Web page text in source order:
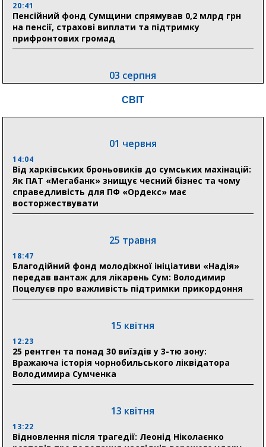
20:41
Пенсійний фонд Сумщини спрямував 0,2 млрд грн
на пенсії, страхові виплати та підтримку
прифронтових громад
03 серпня
Романько розширює програму відпочинку дітей із
Ніколаєнко: у Сумах погодили 115 компенсацій на
відновлення житла майже на 6,6 млн грн
Сумщини пояснив, як отримати допомогу на зиму
17:52
«Укрексімбанк» припиняє виплату пенсій: у
Пенсійному фонді Сумщини пояснили, що робити
людям
відзнаки «Почесного громадянина міста Суми»
30 липня
Сумська клінічна лікарня Святого Пантелеймона
18:33
СВІТ
01 червня
14:04
Від харківських броньовиків до сумських махінацій:
Як ПАТ «Мегабанк» знищує чесний бізнес та чому
справедливість для ПФ «Ордекс» має
восторжествувати
25 травня
18:47
Благодійний фонд молодіжної ініціативи «Надія»
передав вантаж для лікарень Сум: Володимир
Поцелуєв про важливість підтримки прикордоння
15 квітня
12:23
25 рентген та понад 30 виїздів у 3-тю зону:
Вражаюча історія чорнобильського ліквідатора
Володимира Сумченка
13 квітня
13:22
Відновлення після трагедії: Леонід Ніколаєнко